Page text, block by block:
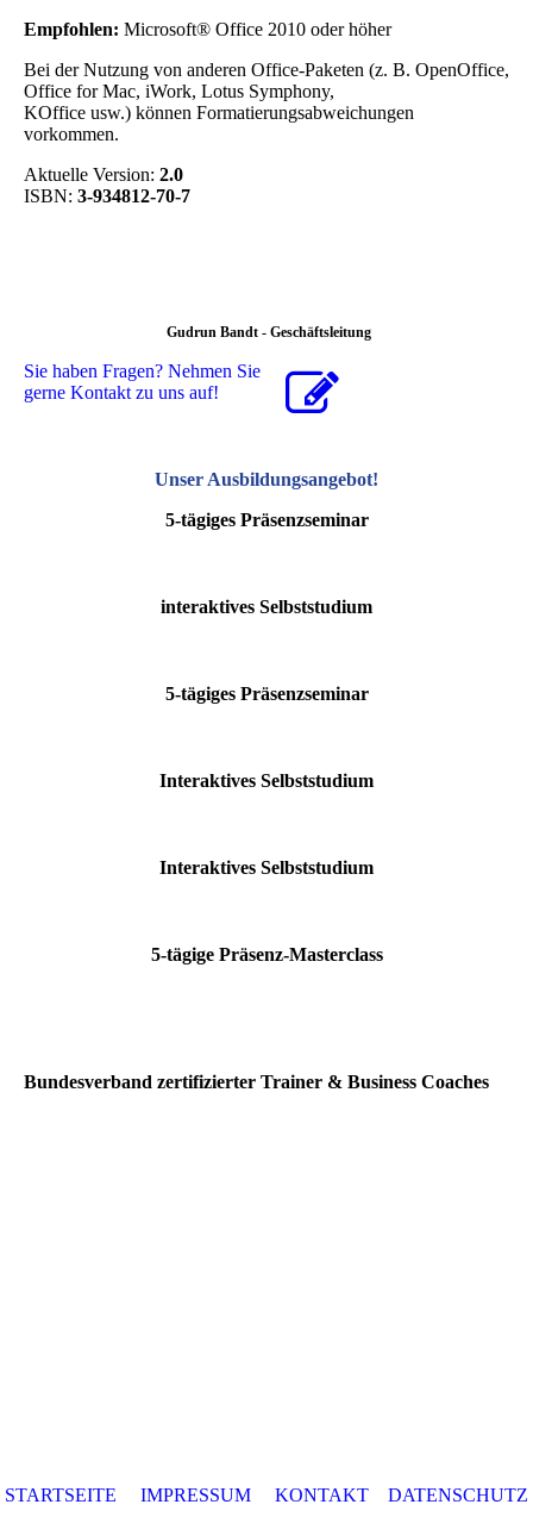
Empfohlen: Microsoft® Office 2010 oder höher
Bei der Nutzung von anderen Office-Paketen (z. B. OpenOffice,
Office for Mac, iWork, Lotus Symphony,
KOffice usw.) können Formatierungsabweichungen
vorkommen.
Aktuelle Version: 2.0
ISBN: 3-934812-70-7
Gudrun Bandt - Geschäftsleitung
Sie haben Fragen? Nehmen Sie
gerne Kontakt zu uns auf!
Unser Ausbildungsangebot!
5-tägiges Präsenzseminar
interaktives Selbststudium
5-tägiges Präsenzseminar
Interaktives Selbststudium
Interaktives Selbststudium
5-tägige Präsenz-Masterclass
Bundesverband zertifizierter Trainer & Business Coaches
STARTSEITE IMPRESSUM KONTAKT DATENSCHUTZ